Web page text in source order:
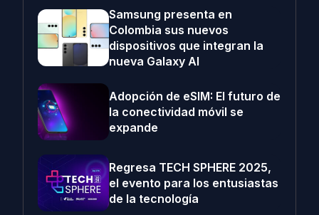
Samsung presenta en
Colombia sus nuevos
dispositivos que integran la
nueva Galaxy AI
Adopción de eSIM: El futuro de
la conectividad móvil se
expande
Regresa TECH SPHERE 2025,
el evento para los entusiastas
de la tecnología